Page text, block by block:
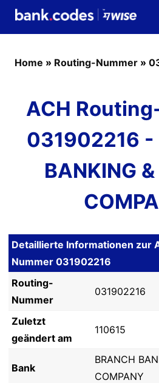
Home » Routing-Nummer »
ACH
031902216 -
BANKING
Detaillierte Informationen zur
Nummer 031902216
Routing-
Nummer
031902216
Zuletzt
geändert am
110615
Bank
BRANCH
COMPANY